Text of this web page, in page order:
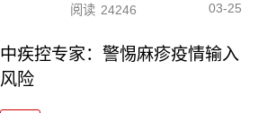
阅读 24246 03-25
中疾控专家：警惕麻疹疫情输入
风险